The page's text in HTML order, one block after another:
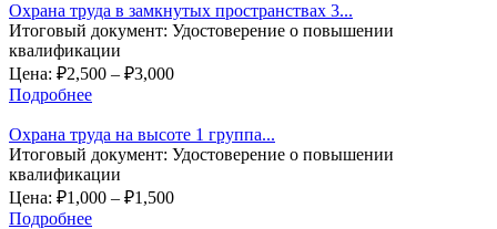
Охрана труда в замкнутых пространствах 3...
Итоговый документ: Удостоверение о повышении
квалификации
Цена: ₽2,500 – ₽3,000
Подробнее
Охрана труда на высоте 1 группа...
Итоговый документ: Удостоверение о повышении
квалификации
Цена: ₽1,000 – ₽1,500
Подробнее